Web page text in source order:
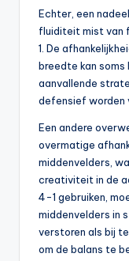
Echter, een
fluiditeit mist
1. De
breedte kan soms
aanvallende
defensief worden
Een andere
overmatige
middenvelders,
creativiteit in de
4-1 gebruiken,
middenvelders in
verstoren als bij
om de balans te